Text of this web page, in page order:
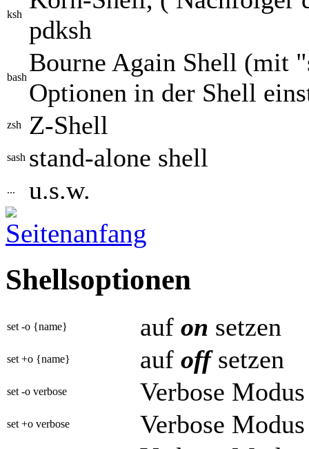
ksh
pdksh
bash
Bourne Again Shell (mit
Optionen in der Shell
zsh Z-Shell
sash stand-alone shell
... u.s.w.
Shellsoptionen
set -o {name} auf on setzen
set +o {name} auf offsetzen
set -o verbose Verbose
set +o verbose
Verbose